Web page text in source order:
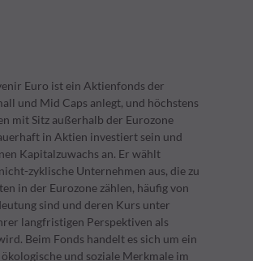
Euro ist ein Aktienfonds der
und Mid Caps anlegt, und höchstens
mit Sitz außerhalb der Eurozone
in Aktien investiert sein und
Kapitalzuwachs an. Er wählt
zyklische Unternehmen aus, die zu
in der Eurozone zählen, häufig von
sind und deren Kurs unter
langfristigen Perspektiven als
Beim Fonds handelt es sich um ein
und soziale Merkmale im